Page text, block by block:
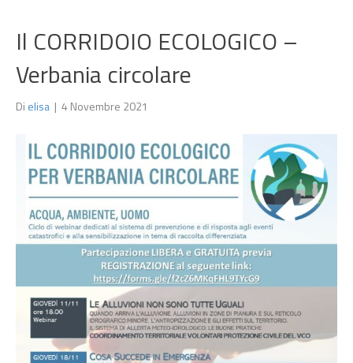
Il CORRIDOIO ECOLOGICO –
Verbania circolare
Di elisa | 4 Novembre 2021